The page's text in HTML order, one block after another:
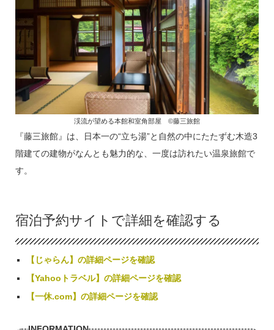
渓流が望める本館和室角部屋 ©藤三旅館
『藤三旅館』は、日本一の“立ち湯”と自然の中にたたずむ木造3
階建ての建物がなんとも魅力的な、一度は訪れたい温泉旅館で
す。
宿泊予約サイトで詳細を確認する
【じゃらん】の詳細ページを確認
【Yahooトラベル】の詳細ページを確認
【一休.com】の詳細ページを確認